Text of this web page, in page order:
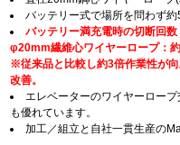
バッテリー式で場所を問わず約
バッテリー満充電時の切断回数
φ20mm繊維心ワイヤーロープ：
※従来品と比較し約3倍作業性が
改善。
エレベーターのワイヤーロー
も優れています。
加工／組立と自社一貫生産の